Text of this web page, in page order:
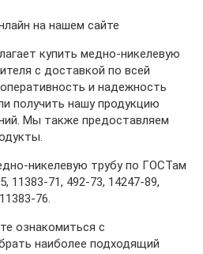
на нашем сайте
купить медно-никелевую
с доставкой по всей
и надежность
получить нашу продукцию
Мы также предоставляем
никелевую трубу по ГОСТам
11383-71, 492-73, 14247-89,
76.
ознакомиться с
наиболее подходящий